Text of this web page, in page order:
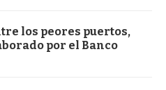
los peores puertos,
por el Banco